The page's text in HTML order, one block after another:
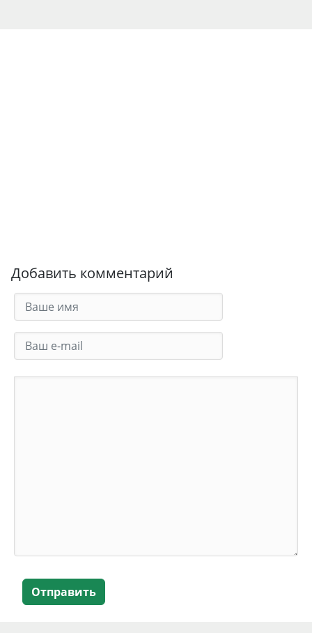
Добавить комментарий
Отправить